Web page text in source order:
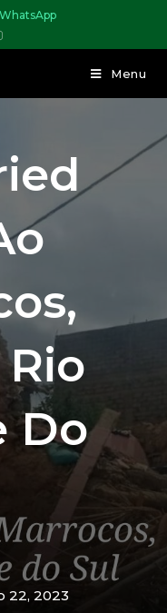
Menu
Do
22, 2023